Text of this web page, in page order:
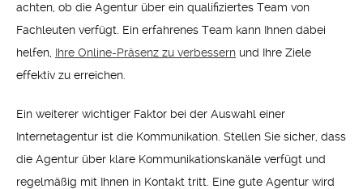
achten, ob die Agentur über ein qualifiziertes Team von
Fachleuten verfügt. Ein erfahrenes Team kann Ihnen dabei
helfen, Ihre Online-Präsenz zu verbessern und Ihre Ziele
effektiv zu erreichen.
Ein weiterer wichtiger Faktor bei der Auswahl einer
Internetagentur ist die Kommunikation. Stellen Sie sicher, dass
die Agentur über klare Kommunikationskanäle verfügt und
regelmäßig mit Ihnen in Kontakt tritt. Eine gute Agentur wird